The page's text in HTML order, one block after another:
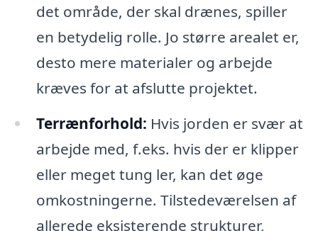
det område, der skal drænes, spiller
en betydelig rolle. Jo større arealet er,
desto mere materialer og arbejde
kræves for at afslutte projektet.
Terrænforhold: Hvis jorden er svær at
arbejde med, f.eks. hvis der er klipper
eller meget tung ler, kan det øge
omkostningerne. Tilstedeværelsen af
allerede eksisterende strukturer,